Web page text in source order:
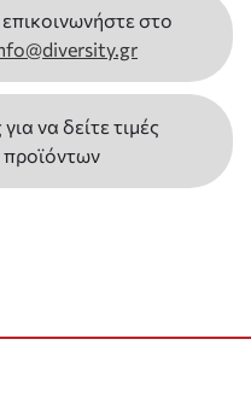
στο
να δείτε τιμές
προϊόντων